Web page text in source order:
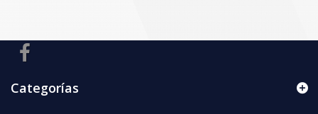
Categorías